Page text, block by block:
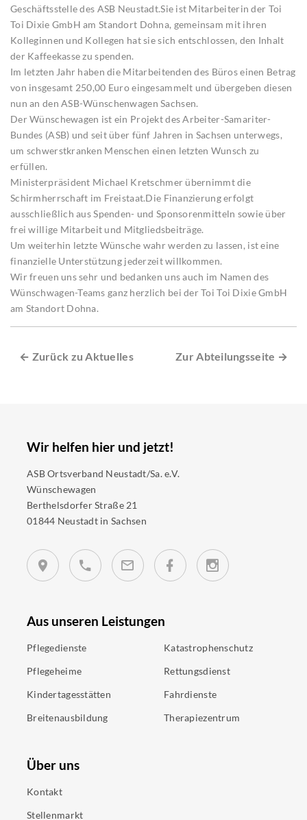
Geschäftsstelle des ASB Neustadt.Sie ist Mitarbeiterin der Toi
Toi Dixie GmbH am Standort Dohna, gemeinsam mit ihren
Kolleginnen und Kollegen hat sie sich entschlossen, den Inhalt
der Kaffeekasse zu spenden.
Im letzten Jahr haben die Mitarbeitenden des Büros einen Betrag
von insgesamt 250,00 Euro eingesammelt und übergeben diesen
nun an den ASB-Wünschenwagen Sachsen.
Der Wünschewagen ist ein Projekt des Arbeiter-Samariter-
Bundes (ASB) und seit über fünf Jahren in Sachsen unterwegs,
um schwerstkranken Menschen einen letzten Wunsch zu
erfüllen.
Ministerpräsident Michael Kretschmer übernimmt die
Schirmherrschaft im Freistaat.Die Finanzierung erfolgt
ausschließlich aus Spenden- und Sponsorenmitteln sowie über
frei willige Mitarbeit und Mitgliedsbeiträge.
Um weiterhin letzte Wünsche wahr werden zu lassen, ist eine
finanzielle Unterstützung jederzeit willkommen.
Wir freuen uns sehr und bedanken uns auch im Namen des
Wünschwagen-Teams ganz herzlich bei der Toi Toi Dixie GmbH
am Standort Dohna.
← Zurück zu Aktuelles Zur Abteilungsseite →
Wir helfen hier und jetzt!
ASB Ortsverband Neustadt/Sa. e.V.
Wünschewagen
Berthelsdorfer Straße 21
01844 Neustadt in Sachsen
Aus unseren Leistungen
Pflegedienste
Pflegeheime
Kindertagesstätten
Breitenausbildung
Katastrophenschutz
Rettungsdienst
Fahrdienste
Therapiezentrum
Über uns
Kontakt
Stellenmarkt